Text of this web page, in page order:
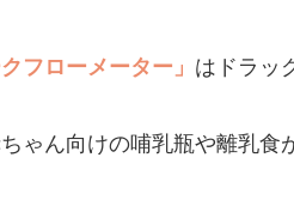
クフローメーター」 はドラッ
ゃん向けの哺乳瓶や離乳食